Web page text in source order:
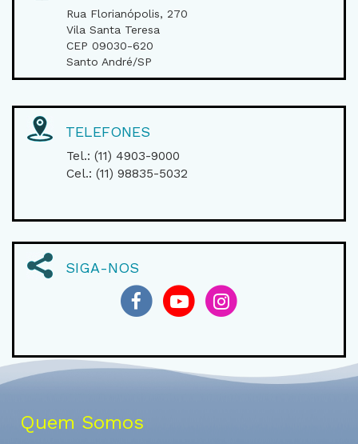
Rua Florianópolis, 270
Vila Santa Teresa
CEP 09030-620
Santo André/SP
TELEFONES
Tel.: (11) 4903-9000
Cel.: (11) 98835-5032
SIGA-NOS
Quem Somos